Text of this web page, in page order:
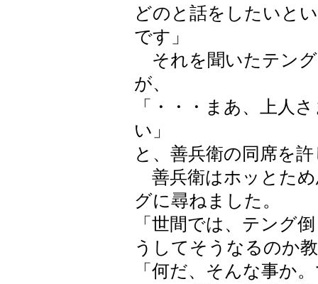
どのと話をしたいと
です」
それを聞いたテン
が、
「・・・まあ、上人
い」
と、善兵衛の同席を
善兵衛はホッとた
グに尋ねました。
「世間では、テング
うしてそうなるのか
「何だ、そんな事か